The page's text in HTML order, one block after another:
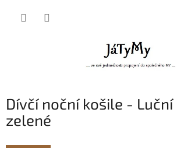
Dívčí noční košile -
zelené